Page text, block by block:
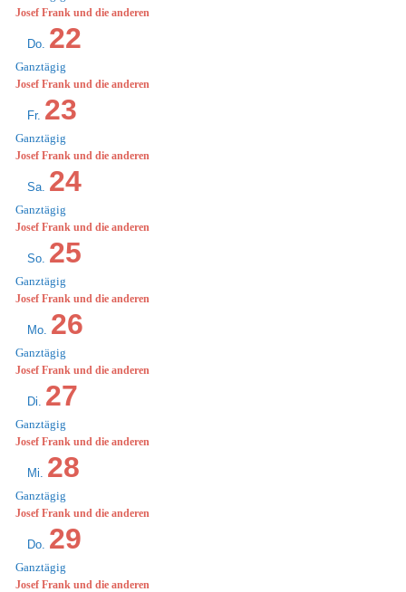
Josef Frank und die anderen
Do. 22
Ganztägig
Josef Frank und die anderen
Fr. 23
Ganztägig
Josef Frank und die anderen
Sa. 24
Ganztägig
Josef Frank und die anderen
So. 25
Ganztägig
Josef Frank und die anderen
Mo. 26
Ganztägig
Josef Frank und die anderen
Di. 27
Ganztägig
Josef Frank und die anderen
Mi. 28
Ganztägig
Josef Frank und die anderen
Do. 29
Ganztägig
Josef Frank und die anderen